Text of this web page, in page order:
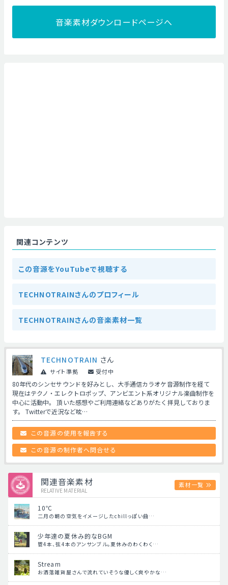
音楽素材ダウンロードページへ
関連コンテンツ
この音源をYouTubeで視聴する
TECHNOTRAINさんのプロフィール
TECHNOTRAINさんの音楽素材一覧
TECHNOTRAIN さん
サイト準拠 受付中
80年代のシンセサウンドを好みとし、大手通信カラオケ音源制作を経て
現在はテクノ・エレクトロポップ、アンビエント系オリジナル楽曲制作を
中心に活動中。 頂いた感想やご利用連絡などありがたく拝見しておりま
す。 Twitterで近況など呟…
この音源の使用を報告する
この音源の制作者へ問合せる
関連音楽素材
RELATIVE MATERIAL
素材一覧
10℃
二月の朝の空気をイメージしたchillっぽい曲…
少年達の夏休み的なBGM
管4本、弦4本のアンサンブル。夏休みのわくわく…
Stream
お洒落雑貨屋さんで流れていそうな優しく爽やかな…